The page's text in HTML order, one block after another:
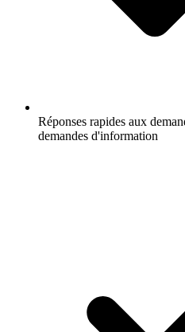
Réponses rapides aux
demandes d'information